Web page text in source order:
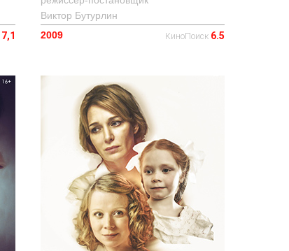
7,1
Виктор Бутурлин
2009
КиноПоиск 6.5